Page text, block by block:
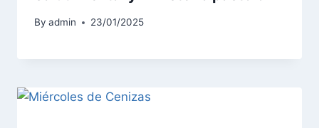
By admin 23/01/2025